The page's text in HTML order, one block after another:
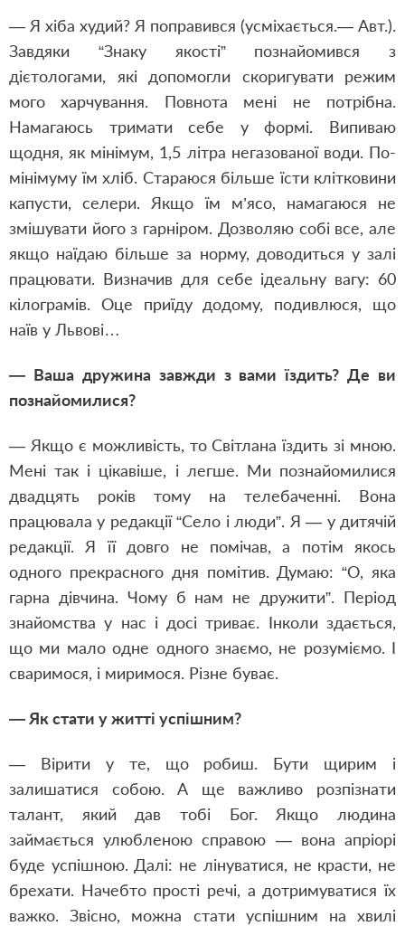
— Я хіба худий? Я поправився (усміхається.— Авт.).
Завдяки “Знаку якості” познайомився з
дієтологами, які допомогли скоригувати режим
мого харчування. Повнота мені не потрібна.
Намагаюсь тримати себе у формі. Випиваю
щодня, як мінімум, 1,5 літра негазованої води. По-
мінімуму їм хліб. Стараюся більше їсти клітковини
капусти, селери. Якщо їм м’ясо, намагаюся не
змішувати його з гарніром. Дозволяю собі все, але
якщо наїдаю більше за норму, доводиться у залі
працювати. Визначив для себе ідеальну вагу: 60
кілограмів. Оце приїду додому, подивлюся, що
наїв у Львові…
— Ваша дружина завжди з вами їздить? Де ви
познайомилися?
— Якщо є можливість, то Cвітлана їздить зі мною.
Мені так і цікавіше, і легше. Ми познайомилися
двадцять років тому на телебаченні. Вона
працювала у редакції “Село і люди”. Я — у дитячій
редакції. Я її довго не помічав, а потім якось
одного прекрасного дня помітив. Думаю: “О, яка
гарна дівчина. Чому б нам не дружити”. Період
знайомства у нас і досі триває. Інколи здається,
що ми мало одне одного знаємо, не розуміємо. І
сваримося, і миримося. Різне буває.
— Як стати у житті успішним?
— Вірити у те, що робиш. Бути щирим і
залишатися собою. А ще важливо розпізнати
талант, який дав тобі Бог. Якщо людина
займається улюбленою справою — вона апріорі
буде успішною. Далі: не лінуватися, не красти, не
брехати. Начебто прості речі, а дотримуватися їх
важко. Звісно, можна стати успішним на хвилі